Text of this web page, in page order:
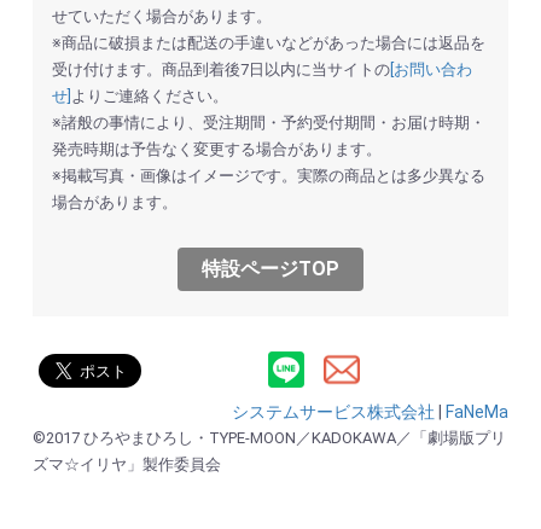
お買い物を続ける
せていただく場合があります。
※商品に破損または配送の手違いなどがあった場合には返品を
受け付けます。商品到着後7日以内に当サイトの[お問い合わ
せ] よりご連絡ください。
※諸般の事情により、受注期間・予約受付期間・お届け時期・
発売時期は予告なく変更する場合があります。
※掲載写真・画像はイメージです。実際の商品とは多少異なる
場合があります。
特設ページTOP
システムサービス株式会社 FaNeMa
©2017 ひろやまひろし・TYPE-MOON／KADOKAWA／「劇場版プリ
ズマ☆イリヤ」製作委員会